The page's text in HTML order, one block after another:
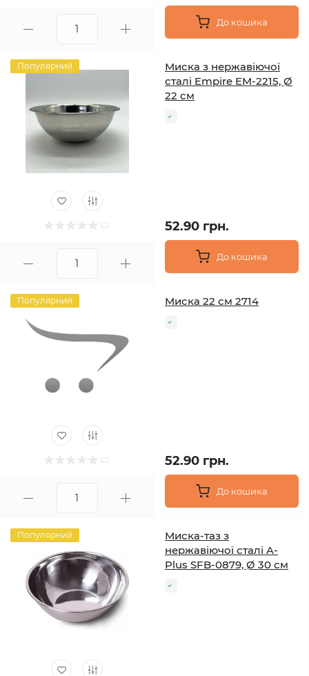
До кошика
Популярний
Миска з нержавіючої
сталі Empire EM-2215, Ø
22 см
52.90 грн.
До кошика
Популярний Миска 22 см 2714
52.90 грн.
До кошика
Популярний
Миска-таз з
нержавіючої сталі A-
Plus SFB-0879, Ø 30 см